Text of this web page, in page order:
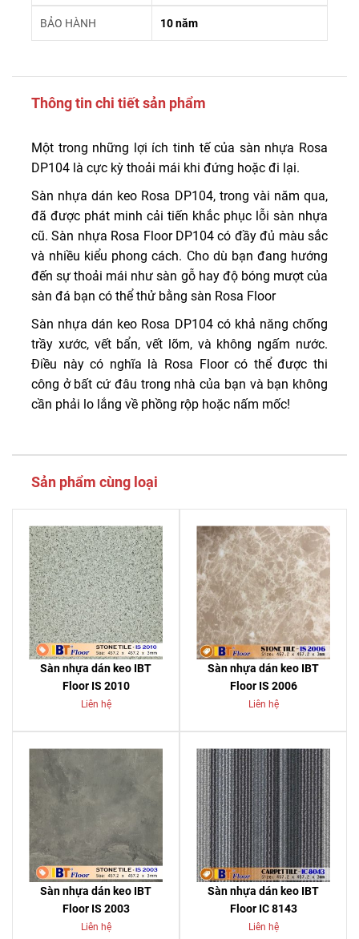
BẢO HÀNH 10 năm
Thông tin chi tiết sản phẩm
Một trong những lợi ích tinh tế của sàn nhựa Rosa
DP104 là cực kỳ thoải mái khi đứng hoặc đi lại.
Sàn nhựa dán keo Rosa DP104, trong vài năm qua,
đã được phát minh cải tiến khắc phục lỗi sàn nhựa
cũ. Sàn nhựa Rosa Floor DP104 có đầy đủ màu sắc
và nhiều kiểu phong cách. Cho dù bạn đang hướng
đến sự thoải mái như sàn gỗ hay độ bóng mượt của
sàn đá bạn có thể thử bằng sàn Rosa Floor
Sàn nhựa dán keo Rosa DP104 có khả năng chống
trầy xước, vết bẩn, vết lõm, và không ngấm nước.
Điều này có nghĩa là Rosa Floor có thể được thi
công ở bất cứ đâu trong nhà của bạn và bạn không
cần phải lo lắng về phồng rộp hoặc nấm mốc!
Sản phẩm cùng loại
Sàn nhựa dán keo IBT
Floor IS 2010
Liên hệ
Sàn nhựa dán keo IBT
Floor IS 2006
Liên hệ
Sàn nhựa dán keo IBT
Floor IS 2003
Liên hệ
Sàn nhựa dán keo IBT
Floor IC 8143
Liên hệ